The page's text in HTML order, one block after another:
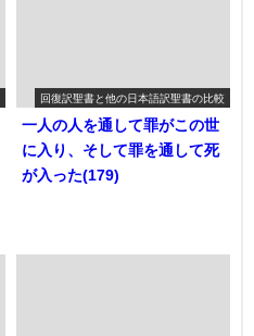
回復訳聖書と他の日本語訳聖書の比較
一人の人を通して罪がこの世
に入り、そして罪を通して死
が入った(179)